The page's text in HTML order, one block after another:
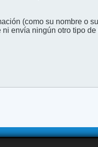
(como su nombre o
envía ningún otro tipo